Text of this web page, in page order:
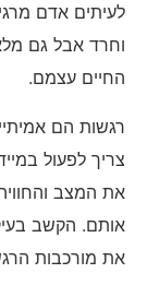
לעיתים אדם
וחרד אבל גם
החיים עצמם.
רגשות הם
צריך לפעול
את המצב
אותם. הקשב
את מורכבות